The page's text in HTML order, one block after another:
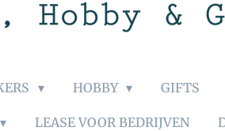
HOBBY GIFTS
LEASE VOOR BEDRIJVEN